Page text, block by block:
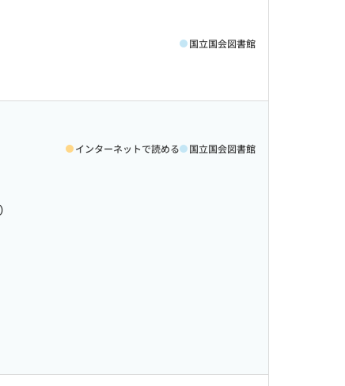
国立国会図書館
インターネットで読める 国立国会図書館